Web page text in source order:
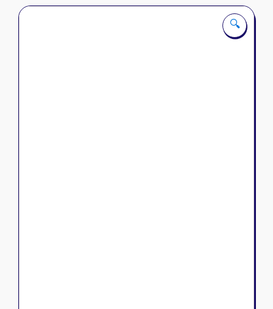
🔍